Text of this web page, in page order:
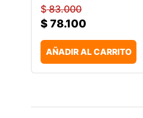
$83.000
$78.100
AÑADIR AL CARRITO